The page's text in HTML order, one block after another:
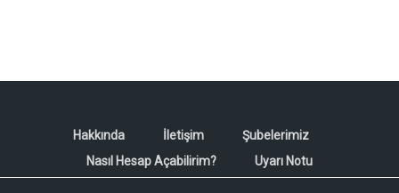
Hakkında İletişim
Şubelerimiz
Nasıl Hesap Açabilirim?
Uyarı Notu